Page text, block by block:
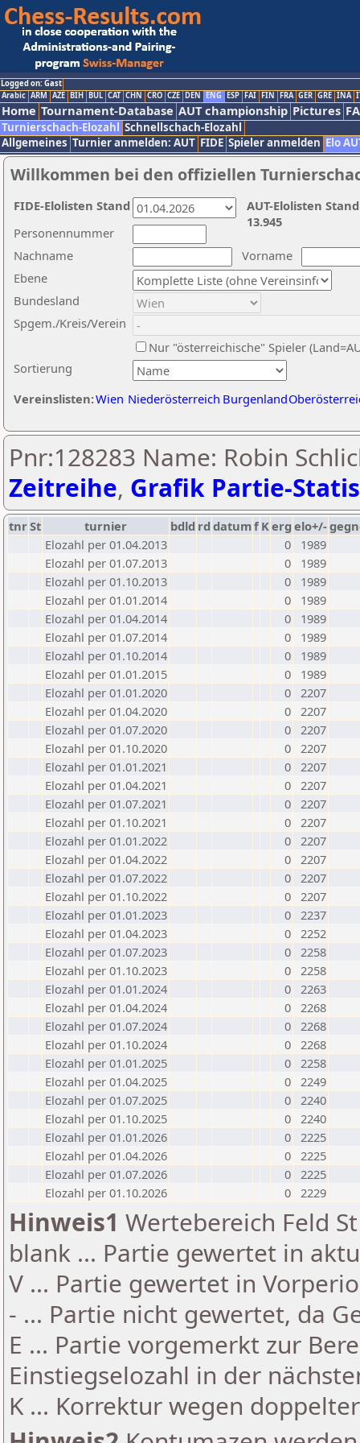
Logged on: Gast
Arabic ARM AZE BIH BUL CAT CHN CRO CZE DEN ENG ESP FAI FIN FRA GER GRE INA
Home Tournament-Database AUT championship Pictures
Turnierschach-Elozahl Schnellschach-Elozahl
Allgemeines Turnier anmelden: AUT FIDE Spieler anmelden Elo
Willkommen bei den offiziellen
Nachname
Vorname
Ebene
Sortierung
Personennummer
Bundesland
Spgem./Kreis/Verein
Nur "österreichische" Spieler
Vereinslisten:Wien Niederösterreich Burgenland
AUT-Elolisten
13.945
FIDE-Elolisten Stand
Pnr:128283 Name: Robin
Zeitreihe, Grafik Partie-
tnrSt turnier bdld rd datumf Kerg elo+/-
Elozahl per 01.04.2013
0
1989
Elozahl per 01.07.2013
0
1989
Elozahl per 01.10.2013
0
1989
Elozahl per 01.01.2014
0
1989
Elozahl per 01.04.2014
0
1989
Elozahl per 01.07.2014
0
1989
Elozahl per 01.10.2014
0
1989
Elozahl per 01.01.2015
0
1989
Elozahl per 01.01.2020
0 2207
Elozahl per 01.04.2020
0 2207
Elozahl per 01.07.2020
0 2207
Elozahl per 01.10.2020
0 2207
Elozahl per 01.01.2021
0 2207
Elozahl per 01.04.2021
0 2207
Elozahl per 01.07.2021
0 2207
Elozahl per 01.10.2021
0 2207
Elozahl per 01.01.2022
0 2207
Elozahl per 01.04.2022
0 2207
Elozahl per 01.07.2022
0 2207
Elozahl per 01.10.2022
0 2207
Elozahl per 01.01.2023
0 2237
Elozahl per 01.04.2023
0 2252
Elozahl per 01.07.2023
0 2258
Elozahl per 01.10.2023
0 2258
Elozahl per 01.01.2024
0 2263
Elozahl per 01.04.2024
0 2268
Elozahl per 01.07.2024
0 2268
Elozahl per 01.10.2024
0 2268
Elozahl per 01.01.2025
0 2258
Elozahl per 01.04.2025
0 2249
Elozahl per 01.07.2025
0 2240
Elozahl per 01.10.2025
0 2240
Elozahl per 01.01.2026
0 2225
Elozahl per 01.04.2026
0 2225
Elozahl per 01.07.2026
0 2225
Elozahl per 01.10.2026
0 2229
Hinweis1 Wertebereich Feld
blank ... Partie gewertet in
V ... Partie gewertet in
- ... Partie nicht gewertet, da
E ... Partie vorgemerkt zur
Einstiegselozahl in der
K ... Korrektur wegen